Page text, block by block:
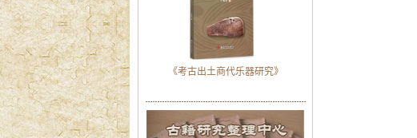
《考古出土商代乐器研究》